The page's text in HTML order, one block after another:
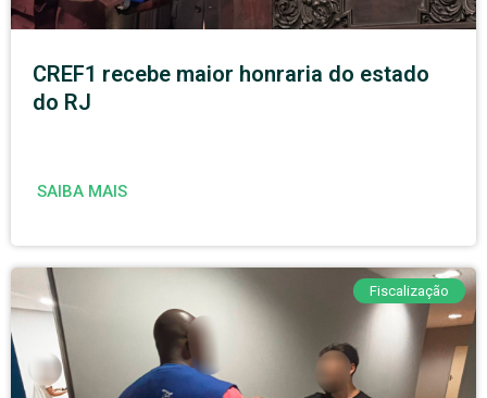
CREF1 recebe maior honraria do estado
do RJ
SAIBA MAIS
Fiscalização